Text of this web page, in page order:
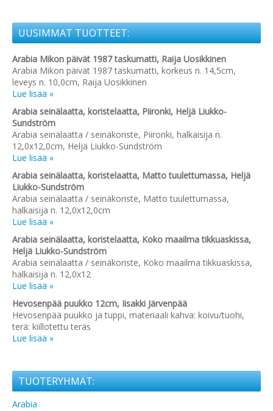
UUSIMMAT TUOTTEET:
Arabia Mikon päivät 1987 taskumatti, Raija Uosikkinen
Arabia Mikon päivät 1987 taskumatti, korkeus n. 14,5cm,
leveys n. 10,0cm, Raija Uosikkinen
Lue lisää »
Arabia seinälaatta, koristelaatta, Piironki, Heljä Liukko-
Sundström
Arabia seinälaatta / seinäkoriste, Piironki, halkaisija n.
12,0x12,0cm, Heljä Liukko-Sundström
Lue lisää »
Arabia seinälaatta, koristelaatta, Matto tuulettumassa, Heljä
Liukko-Sundström
Arabia seinälaatta / seinäkoriste, Matto tuulettumassa,
halkaisija n. 12,0x12,0cm
Lue lisää »
Arabia seinälaatta, koristelaatta, Koko maailma tikkuaskissa,
Heljä Liukko-Sundström
Arabia seinälaatta / seinäkoriste, Koko maailma tikkuaskissa,
halkaisija n. 12,0x12
Lue lisää »
Hevosenpää puukko 12cm, Iisakki Järvenpää
Hevosenpää puukko ja tuppi, materiaali kahva: koivu/tuohi,
terä: kiillotettu teräs
Lue lisää »
TUOTERYHMÄT:
Arabia